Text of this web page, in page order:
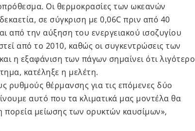
Οι θερμοκρασίες των ωκεανών
σε σύγκριση με 0,06C πριν από 40
από την αύξηση του ενεργειακού ισοζυγίου
από το 2010, καθώς οι συγκεντρώσεις των
η εξαφάνιση των πάγων σημαίνει ότι λιγότερο
κατέληξε η μελέτη.
ρυθμούς θέρμανσης για τις επόμενες δύο
αυτό που τα κλιματικά μας μοντέλα θα
πορεία μείωσης των ορυκτών καυσίμων»,